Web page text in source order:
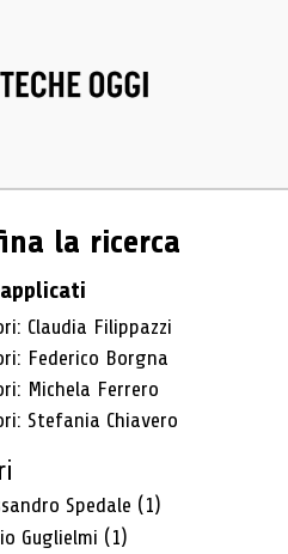
la ricerca
Claudia Filippazzi
Federico Borgna
Michela Ferrero
Stefania Chiavero
Spedale (1)
Guglielmi (1)